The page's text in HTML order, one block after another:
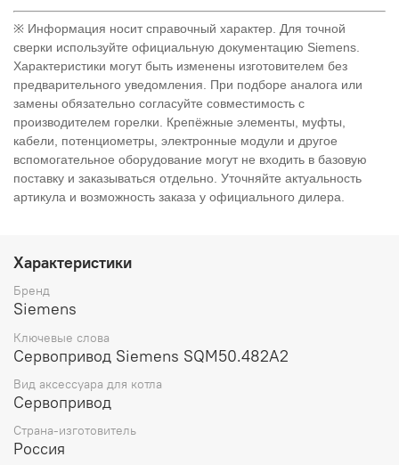
※ Информация носит справочный характер. Для точной
сверки используйте официальную документацию Siemens.
Характеристики могут быть изменены изготовителем без
предварительного уведомления. При подборе аналога или
замены обязательно согласуйте совместимость с
производителем горелки. Крепёжные элементы, муфты,
кабели, потенциометры, электронные модули и другое
вспомогательное оборудование могут не входить в базовую
поставку и заказываться отдельно. Уточняйте актуальность
артикула и возможность заказа у официального дилера.
Характеристики
Бренд
Siemens
Ключевые слова
Сервопривод Siemens SQM50.482A2
Вид аксессуара для котла
Сервопривод
Страна-изготовитель
Россия